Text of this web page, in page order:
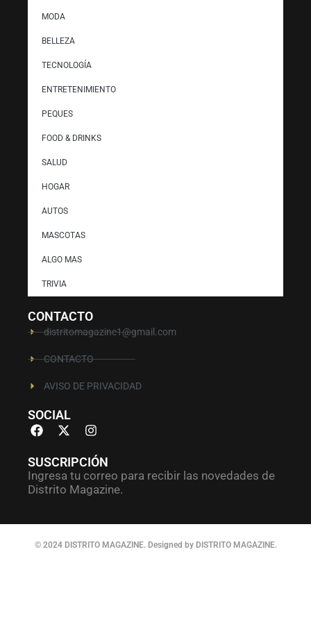
MODA
BELLEZA
TECNOLOGÍA
ENTRETENIMIENTO
PEQUES
FOOD & DRINKS
SALUD
HOGAR
AUTOS
MASCOTAS
ALGO MAS
TRIVIA
CONTACTO
distritomagazine1@gmail.com
CONTACTO
AVISO DE PRIVACIDAD
SOCIAL
SUSCRIPCIÓN
Ingresa tu correo para recibir las novedades de
Distrito Magazine.
© 2024 DISTRITO MAGAZINE. Designed by DISTRITO MAGAZINE.